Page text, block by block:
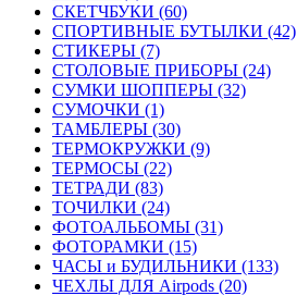
СКЕТЧБУКИ (60)
СПОРТИВНЫЕ БУТЫЛКИ (42)
СТИКЕРЫ (7)
СТОЛОВЫЕ ПРИБОРЫ (24)
СУМКИ ШОППЕРЫ (32)
СУМОЧКИ (1)
ТАМБЛЕРЫ (30)
ТЕРМОКРУЖКИ (9)
ТЕРМОСЫ (22)
ТЕТРАДИ (83)
ТОЧИЛКИ (24)
ФОТОАЛЬБОМЫ (31)
ФОТОРАМКИ (15)
ЧАСЫ и БУДИЛЬНИКИ (133)
ЧЕХЛЫ ДЛЯ Airpods (20)